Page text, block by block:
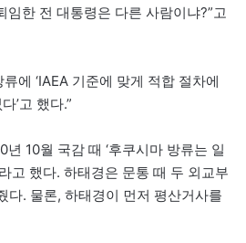
임한 전 대통령은 다른 사람이냐?”고
에 ‘IAEA 기준에 맞게 적합 절차에
’고 했다.”
10월 국감 때 ‘후쿠시마 방류는 일
고 했다. 하태경은 문통 때 두 외교부
다. 물론, 하태경이 먼저 평산거사를